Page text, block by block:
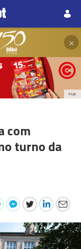
×
PUB
com
turno da